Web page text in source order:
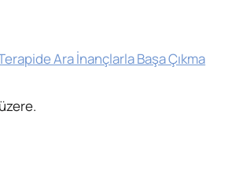
Ara İnançlarla Başa Çıkma